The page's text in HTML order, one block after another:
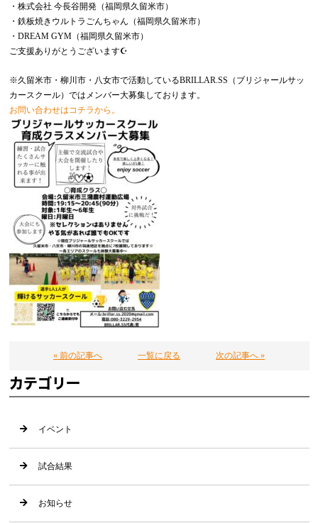
・株式会社 今長谷開発（福岡県久留米市）
・鉄板焼きウルトラごんちゃん（福岡県久留米市）
・DREAM GYM（福岡県久留米市）
ご支援ありがとうございます☪️
※久留米市・柳川市・八女市で活動しているBRILLAR.SS（ブリジャールサッ
カースクール）ではメンバー大募集しております。
お問い合わせはコチラから。
« 前の記事へ 一覧に戻る 次の記事へ »
カテゴリー
イベント
試合結果
お知らせ